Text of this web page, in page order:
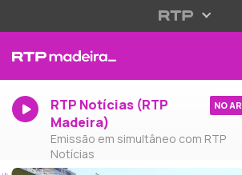
RTP Notícias (RTP
Madeira)
Emissão em simultâneo com RTP
Notícias
NO AR